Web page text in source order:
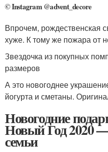
© Instagram @advent_decore
Впрочем, рождественская
хуже. К тому же пожара от
Звездочка из покупных
размеров
А это новогоднее
йогурта и сметаны.
Новогодние
Новый Год 2020
семьи